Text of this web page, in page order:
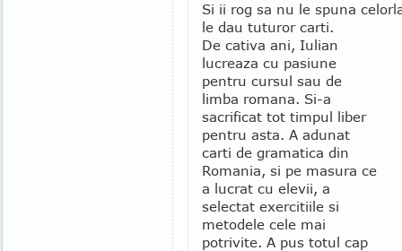
Si ii rog sa nu le spuna
le dau tuturor carti.
De cativa ani, Iulian
lucreaza cu pasiune
pentru cursul sau de
limba romana. Si-a
sacrificat tot timpul liber
pentru asta. A adunat
carti de gramatica din
Romania, si pe masura ce
a lucrat cu elevii, a
selectat exercitiile si
metodele cele mai
potrivite. A pus totul cap